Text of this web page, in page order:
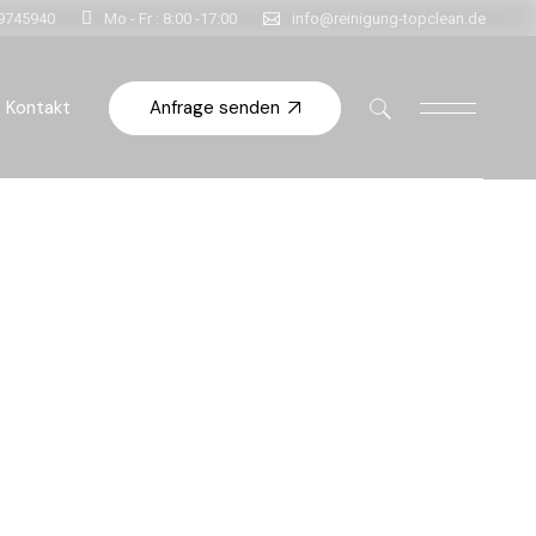
Mo - Fr : 8:00 -17:00 info@reinigung-topclean.de
Kontakt Anfrage senden